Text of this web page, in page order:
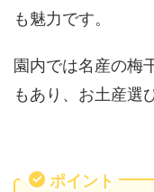
も魅力です。
園内では名産の梅
もあり、お土産選
ポイント